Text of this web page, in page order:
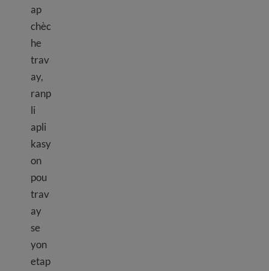
ap
chèc
he
trav
ay,
ranp
li
apli
kasy
on
pou
trav
ay
se
yon
etap